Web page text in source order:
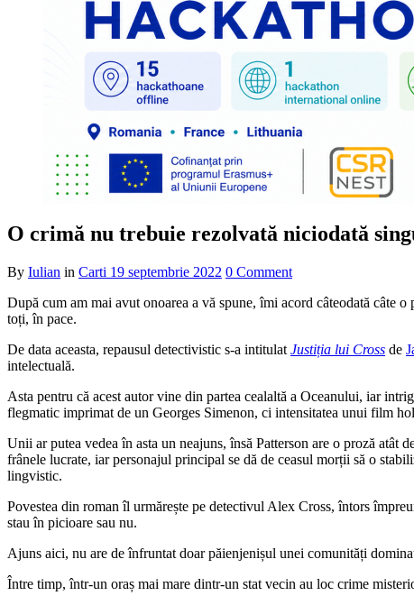
O crimă nu trebuie rezolvată niciodată
By Iulian in Carti 19 septembrie 2022 0 Comment
După cum am mai avut onoarea a vă spune, îmi acord câteodată câte
toți, în pace.
De data aceasta, repausul detectivistic s-a intitulat Justiția lui Cross de
intelectuală.
Asta pentru că acest autor vine din partea cealaltă a Oceanului, iar
flegmatic imprimat de un Georges Simenon, ci intensitatea unui film
Unii ar putea vedea în asta un neajuns, însă Patterson are o proză atât
frânele lucrate, iar personajul principal se dă de ceasul morții să o
lingvistic.
Povestea din roman îl urmărește pe detectivul Alex Cross, întors
stau în picioare sau nu.
Ajuns aici, nu are de înfruntat doar păienjenișul unei comunități
Între timp, într-un oraș mai mare dintr-un stat vecin au loc crime